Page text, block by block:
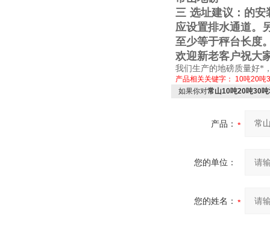
三 选址建议：的安
应设置排水通道。
至少等于秤台长度
欢迎新老客户祝大
我们生产的地磅质量好*
产品相关关键字： 10吨20吨
如果你对常山10吨20吨30
产品：
您的单位：
您的姓名：